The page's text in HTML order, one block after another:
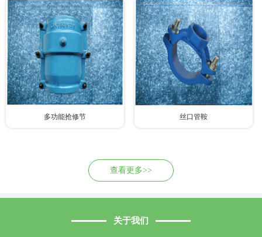
多功能抢修节 丝口管鞍
查看更多>>
关于我们